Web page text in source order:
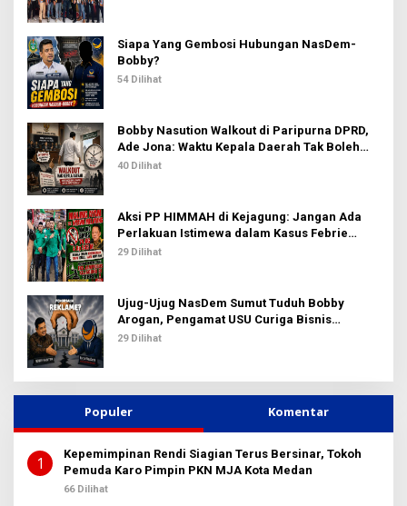
Siapa Yang Gembosi Hubungan NasDem-
Bobby?
54 Dilihat
Bobby Nasution Walkout di Paripurna DPRD,
Ade Jona: Waktu Kepala Daerah Tak Boleh
Terbuang Sia-sia
40 Dilihat
Aksi PP HIMMAH di Kejagung: Jangan Ada
Perlakuan Istimewa dalam Kasus Febrie
Adriansyah
29 Dilihat
Ujug-Ujug NasDem Sumut Tuduh Bobby
Arogan, Pengamat USU Curiga Bisnis
Reklame
29 Dilihat
Populer Komentar
1
Kepemimpinan Rendi Siagian Terus Bersinar, Tokoh
Pemuda Karo Pimpin PKN MJA Kota Medan
66 Dilihat